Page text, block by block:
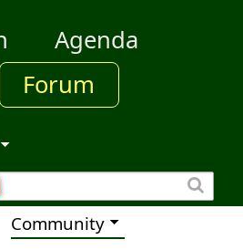
Agenda
Forum
Community